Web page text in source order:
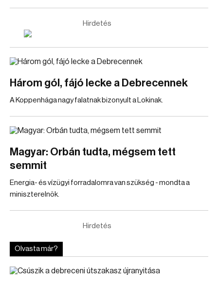
Hirdetés
Három gól, fájó lecke a Debrecennek
A Koppenhága nagy falatnak bizonyult a Lokinak.
Magyar: Orbán tudta, mégsem tett
semmit
Energia- és vízügyi forradalomra van szükség - mondta a
miniszterelnök.
Hirdetés
Olvasta már?